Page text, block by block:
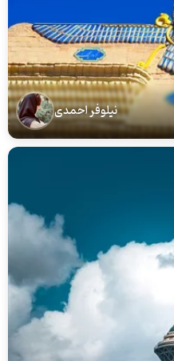
نیلوفر احمدی